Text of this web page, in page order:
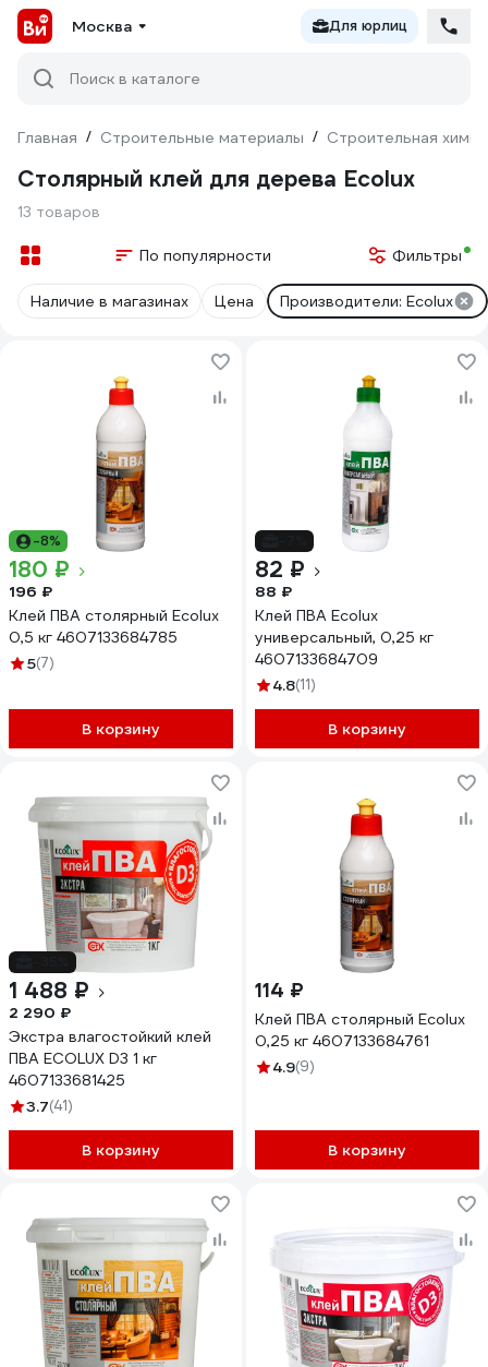
Москва Для юрлиц
Поиск в каталоге
Главная / Строительные материалы / Строительная химия
Столярный клей для дерева Ecolux
13 товаров
По популярности Фильтры
Наличие в магазинах Цена Производители: Ecolux
-8%
180 ₽
196 ₽
Клей ПВА столярный Ecolux
0,5 кг 4607133684785
5(7)
В корзину
82 ₽
88 ₽
Клей ПВА Ecolux
универсальный, 0,25 кг
4607133684709
4.8(11)
В корзину
1 488 ₽
2 290 ₽
Экстра влагостойкий клей
ПВА ECOLUX D3 1 кг
4607133681425
3.7(41)
В корзину
114 ₽
Клей ПВА столярный Ecolux
0,25 кг 4607133684761
4.9(9)
В корзину